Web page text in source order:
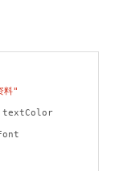
料"
textColor